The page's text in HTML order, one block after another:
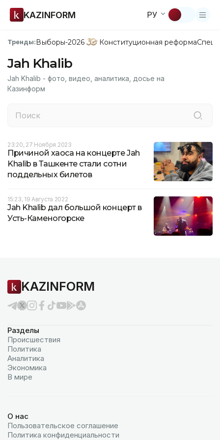
KAZINFORM РУ
Тренды:Выборы-2026 Конституционная реформа
Jah Khalib
Jah Khalib - фото, видео, аналитика, досье на
Казинформ
23:20, 27 Ноября 2023
Причиной хаоса на концерте Jah
Khalib в Ташкенте стали сотни
поддельных билетов
15:23, 19 Августа 2022
Jah Khalib дал большой концерт в
Усть-Каменогорске
KAZINFORM
Разделы
Происшествия
Политика
Аналитика
Экономика
В мире
О нас
Пользовательское соглашение
Политика конфиденциальности